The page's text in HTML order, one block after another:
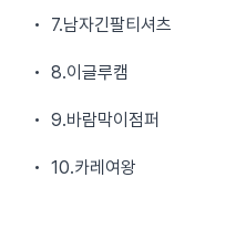
• 7.남자긴팔티셔츠
• 8.이글루캠
• 9.바람막이점퍼
• 10.카레여왕